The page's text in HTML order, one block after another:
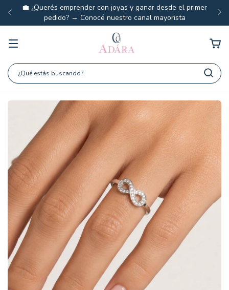
💼 ¿Querés emprender con joyas y ganar desde el primer
pedido? → Conocé nuestro canal mayorista